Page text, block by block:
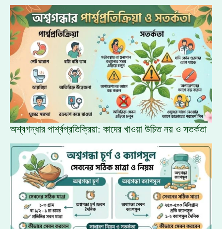
অশ্বগন্ধার পার্শ্বপ্রতিক্রিয়া: কাদের খাওয়া উচিত নয় ও সতর্কতা